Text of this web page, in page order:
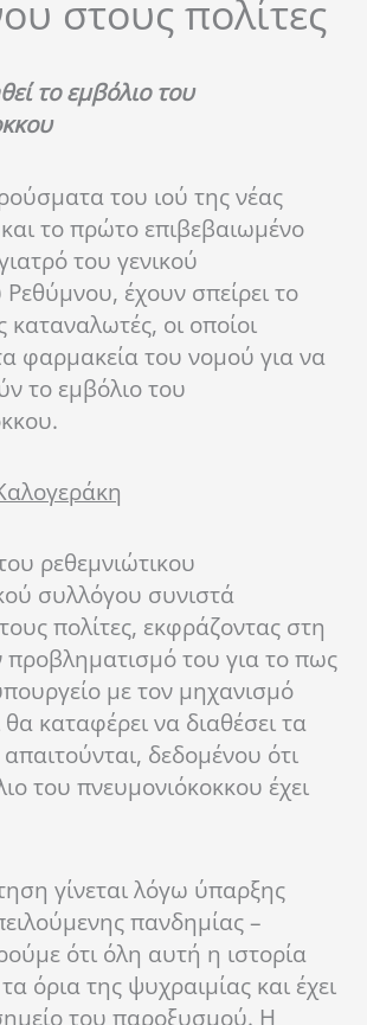
στους πολίτες
το εμβόλιο του
του ιού της νέας
το πρώτο επιβεβαιωμένο
του γενικού
έχουν σπείρει το
καταναλωτές, οι οποίοι
φαρμακεία του νομού για να
το εμβόλιο του
ρεθεμνιώτικου
συλλόγου συνιστά
πολίτες, εκφράζοντας στη
προβληματισμό του για το πως
με τον μηχανισμό
θα καταφέρει να διαθέσει τα
δεδομένου ότι
του πνευμονιόκοκκου έχει
γίνεται λόγω ύπαρξης
πανδημίας –
ότι όλη αυτή η ιστορία
όρια της ψυχραιμίας και έχει
του παροξυσμού. Η